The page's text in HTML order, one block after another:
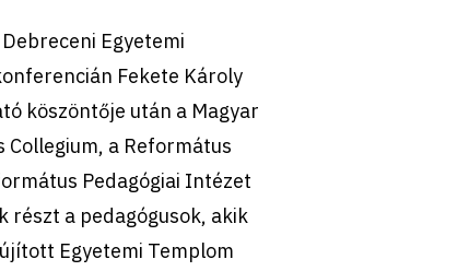
Egyetemi
Fekete Károly
köszöntője után a Magyar
Collegium, a Református
Pedagógiai Intézet
részt a pedagógusok, akik
Egyetemi Templom